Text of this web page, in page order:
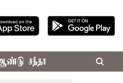
சந்தா